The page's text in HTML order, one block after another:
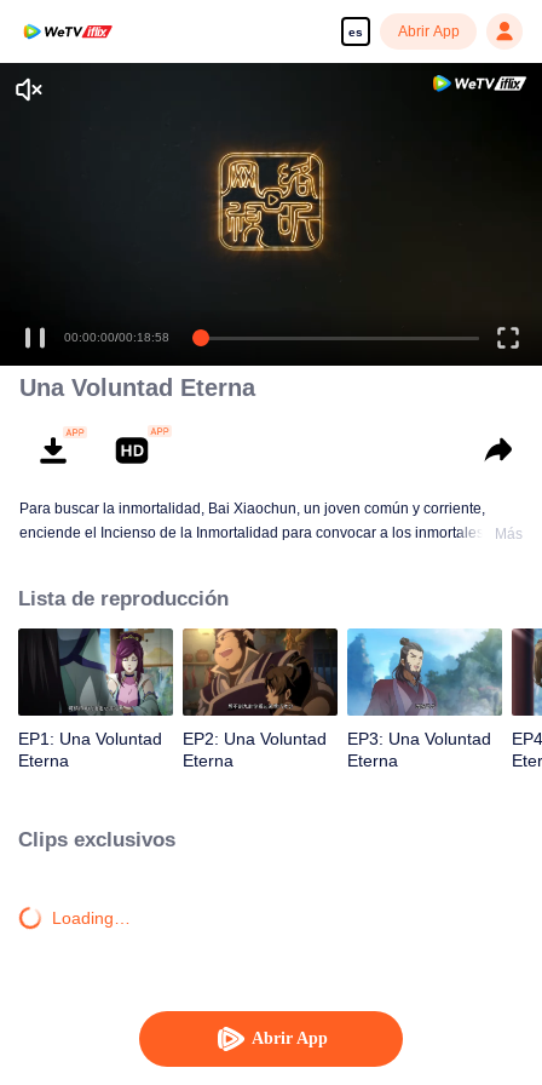
es Abrir App
Abrir App
Una Voluntad Eterna
Para buscar la inmortalidad, Bai Xiaochun, un joven común y corriente,
enciende el Incienso de la Inmortalidad para convocar a los inmortales. Pero
con numerosas tramas divertidas. Ven a verlo para llenar tu verano de
alegría.
Más
Lista de reproducción
EP1: Una Voluntad
Eterna
EP2: Una Voluntad
Eterna
EP3: Una Voluntad
Eterna
Clips exclusivos
Loading…